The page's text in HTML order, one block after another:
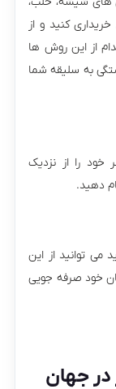
کنید و از
از این روش ها
به سلیقه شما
را از نزدیک
دهید.
می توانید از این
خود صرفه جویی
در جهان